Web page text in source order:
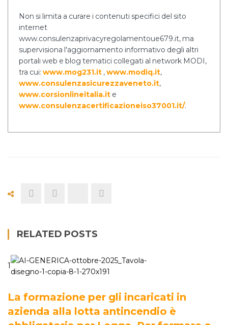
Non si limita a curare i contenuti specifici del sito
internet
www.consulenzaprivacyregolamentoue679.it, ma
supervisiona l'aggiornamento informativo degli altri
portali web e blog tematici collegati al network MODI,
tra cui: www.mog231.it ,www.modiq.it,
www.consulenzasicurezzaveneto.it,
www.corsionlineitalia.it e
www.consulenzacertificazioneiso37001.it/.
RELATED POSTS
1
La formazione per gli incaricati in
azienda alla lotta antincendio è